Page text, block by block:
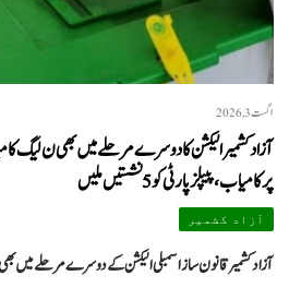
اگست 3, 2026
پر کامیاب، پیپلزپارٹی کو 5 نشستیں ملیں
آزاد کشمیر
آزاد کشمیر قانون ساز اسمبلی الیکشن کے دوسرے مرحلے